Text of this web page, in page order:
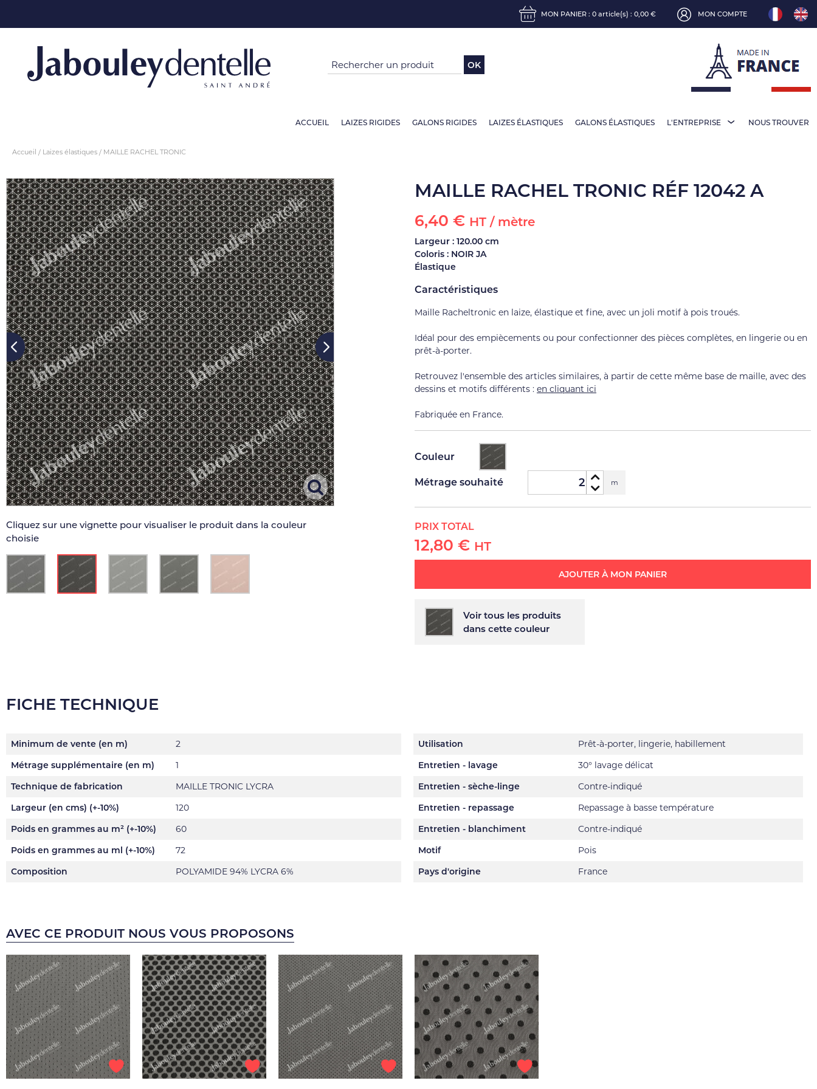
MON PANIER : 0 article(s) : 0,00 € MON COMPTE
OK
ACCUEIL LAIZES RIGIDES GALONS RIGIDES LAIZES ÉLASTIQUES GALONS ÉLASTIQUES L'ENTREPRISE NOUS TROUVER
Accueil Laizes élastiques MAILLE RACHEL TRONIC
Cliquez sur une vignette pour visualiser le produit dans la couleur
choisie
MAILLE RACHEL TRONIC RÉF 12042 A
6,40 € HT / mètre
Largeur : 120.00 cm
Coloris : NOIR JA
Élastique
Caractéristiques
Maille Racheltronic en laize, élastique et fine, avec un joli motif à pois troués.
Idéal pour des empiècements ou pour confectionner des pièces complètes, en lingerie ou en
prêt-à-porter.
Retrouvez l'ensemble des articles similaires, à partir de cette même base de maille, avec des
dessins et motifs différents : en cliquant ici
Fabriquée en France.
Couleur
Métrage souhaité m
PRIX TOTAL
12,80 € HT
AJOUTER À MON PANIER
Voir tous les produits
dans cette couleur
FICHE TECHNIQUE
Minimum de vente (en m)
2
Métrage supplémentaire (en m)
1
Technique de fabrication
MAILLE TRONIC LYCRA
Largeur (en cms) (+-10%)
120
Poids en grammes au m² (+-10%)
60
Poids en grammes au ml (+-10%)
72
Composition
POLYAMIDE 94% LYCRA 6%
Utilisation
Prêt-à-porter, lingerie, habillement
Entretien - lavage
30° lavage délicat
Entretien - sèche-linge
Contre-indiqué
Entretien - repassage
Repassage à basse température
Entretien - blanchiment
Contre-indiqué
Motif
Pois
Pays d'origine
France
AVEC CE PRODUIT NOUS VOUS PROPOSONS